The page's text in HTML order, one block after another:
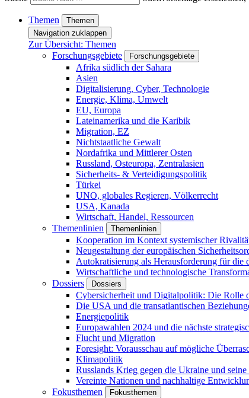
Themen
Themen
Navigation zuklappen
Zur Übersicht: Themen
Forschungsgebiete
Forschungsgebiete
Afrika südlich der Sahara
Asien
Digitalisierung, Cyber, Technologie
Energie, Klima, Umwelt
EU, Europa
Lateinamerika und die Karibik
Migration, EZ
Nichtstaatliche Gewalt
Nordafrika und Mittlerer Osten
Russland, Osteuropa, Zentralasien
Sicherheits- & Verteidigungspolitik
Türkei
UNO, globales Regieren, Völkerrecht
USA, Kanada
Wirtschaft, Handel, Ressourcen
Themenlinien
Themenlinien
Kooperation im Kontext systemischer
Neugestaltung der europäischen
Autokratisierung als Herausforderung für die
Wirtschaftliche und technologische
Dossiers
Dossiers
Cybersicherheit und Digitalpolitik: Die Rolle
Die USA und die transatlantischen
Energiepolitik
Europawahlen 2024 und die nächste
Flucht und Migration
Foresight: Vorausschau auf mögliche
Klimapolitik
Russlands Krieg gegen die Ukraine und
Vereinte Nationen und nachhaltige
Fokusthemen
Fokusthemen